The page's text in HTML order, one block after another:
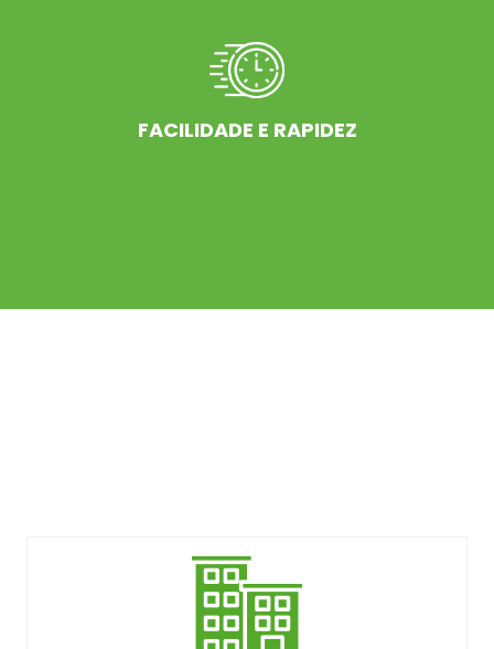
FACILIDADE E RAPIDEZ